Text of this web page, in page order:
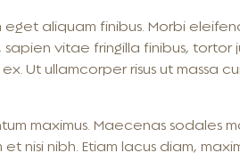
aliquam finibus. Morbi
sapien vitae fringilla finibus, tortor
Ut ullamcorper risus ut massa
maximus. Maecenas sodales
nisi nibh. Etiam lacus diam,